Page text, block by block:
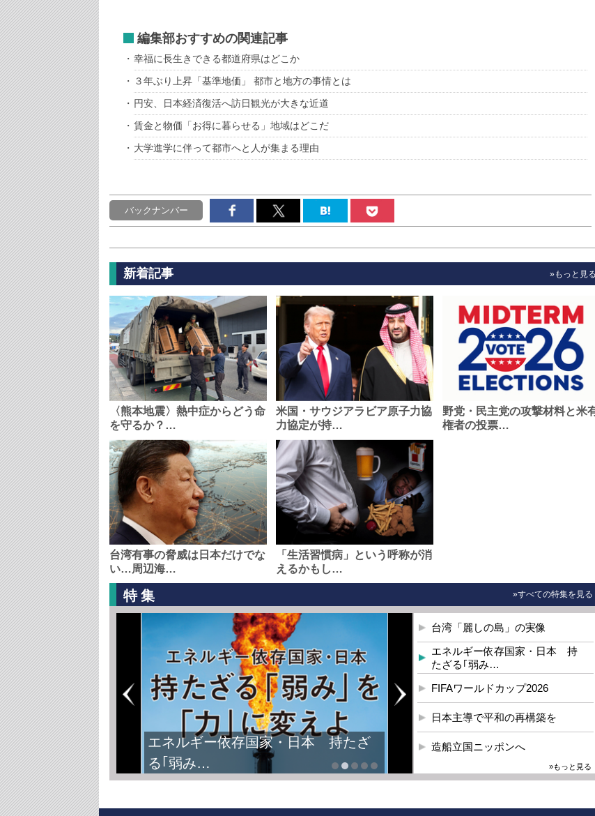
編集部おすすめの関連記事
幸福に長生きできる都道府県はどこか
３年ぶり上昇「基準地価」 都市と地方の事情とは
円安、日本経済復活へ訪日観光が大きな近道
賃金と物価「お得に暮らせる」地域はどこだ
大学進学に伴って都市へと人が集まる理由
バックナンバー
新着記事 »もっと見る
〈熊本地震〉熱中症からどう命
を守るか？…
米国・サウジアラビア原子力協
力協定が持…
野党・民主党の攻撃材料と米
権者の投票…
台湾有事の脅威は日本だけでな
い…周辺海…
「生活習慣病」という呼称が消
えるかもし…
特集 »すべての特集を見る
エネルギー依存国家・日本 持たざ
る｢弱み…
台湾「麗しの島」の実像
エネルギー依存国家・日本 持
たざる｢弱み…
FIFAワールドカップ2026
日本主導で平和の再構築を
造船立国ニッポンへ
»もっと見る